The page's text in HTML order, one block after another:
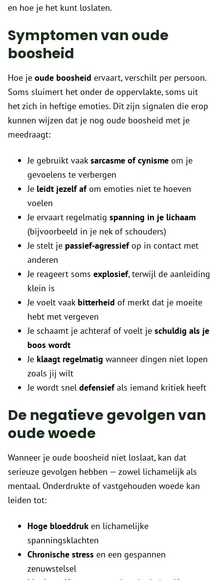
en hoe je het kunt loslaten.
Symptomen van oude
boosheid
Hoe je oude boosheid ervaart, verschilt per persoon.
Soms sluimert het onder de oppervlakte, soms uit
het zich in heftige emoties. Dit zijn signalen die erop
kunnen wijzen dat je nog oude boosheid met je
meedraagt:
Je gebruikt vaaksarcasme of cynisme om je
gevoelens te verbergen
Je leidt jezelf afom emoties niet te hoeven
voelen
Je ervaart regelmatig spanning in je lichaam
(bijvoorbeeld in je nek of schouders)
Je stelt je passief-agressiefop in contact met
anderen
Je reageert soms explosief, terwijl de aanleiding
klein is
Je voelt vaak bitterheid of merkt dat je moeite
hebt met vergeven
Je schaamt je achteraf of voelt je schuldig als je
boos wordt
Je klaagt regelmatig wanneer dingen niet lopen
zoals jij wilt
Je wordt snel defensiefals iemand kritiek heeft
De negatieve gevolgen van
oude woede
Wanneer je oude boosheid niet loslaat, kan dat
serieuze gevolgen hebben — zowel lichamelijk als
mentaal. Onderdrukte of vastgehouden woede kan
leiden tot:
Hoge bloeddruk en lichamelijke
spanningsklachten
Chronische stress en een gespannen
zenuwstelsel